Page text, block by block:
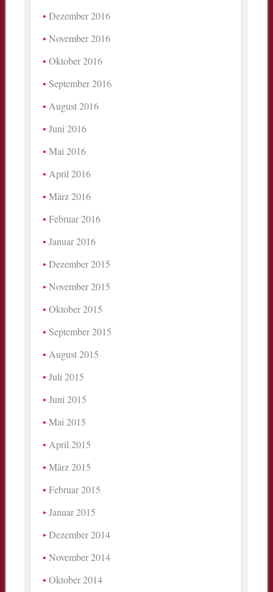
Dezember 2016
November 2016
Oktober 2016
September 2016
August 2016
Juni 2016
Mai 2016
April 2016
März 2016
Februar 2016
Januar 2016
Dezember 2015
November 2015
Oktober 2015
September 2015
August 2015
Juli 2015
Juni 2015
Mai 2015
April 2015
März 2015
Februar 2015
Januar 2015
Dezember 2014
November 2014
Oktober 2014